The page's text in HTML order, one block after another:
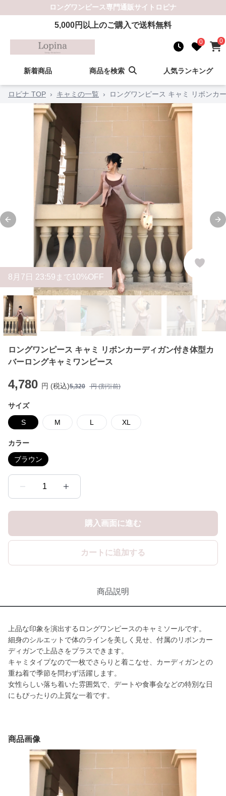
ロングワンピース専門通販サイト ロピナ
5,000円以上のご購入で送料無料
0 0
新着商品 商品を検索 人気ランキング
ロピナ TOP › キャミの一覧 › ロングワンピース キャミ リボンカ
Previous slide
8 月 7 日 23:59まで10%OFF
ロングワンピース キャミ リボンカーディガン付き体型カ
バーロングキャミワンピース
4,780 円 (税込)5,320 円 (割引前)
サイズ
S M L XL
カラー
ブラウン
1
購入画面に進む
カートに追加する
商品説明
上品な印象を演出するロングワンピースのキャミソールです。
細身のシルエットで体のラインを美しく見せ、付属のリボンカー
ディガンで上品さをプラスできます。
キャミタイプなので一枚でさらりと着こなせ、カーディガンとの
重ね着で季節を問わず活躍します。
女性らしい落ち着いた雰囲気で、デートや食事会などの特別な日
にもぴったりの上質な一着です。
商品画像